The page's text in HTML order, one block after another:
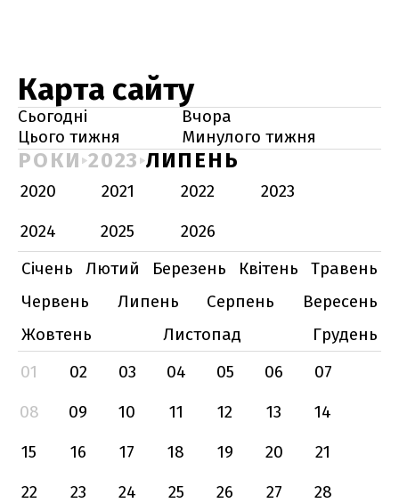
Карта сайту
Сьогодні
Вчора
Цього тижня
Минулого тижня
РОКИ 2023 ЛИПЕНЬ
2020 2021 2022
2023
2024
2025
2026
Січень
Лютий Березень Квітень
Травень
Червень
Липень Серпень
Вересень
Жовтень
Листопад
Грудень
01
02 03 04 05 06
07
08
09 10 11 12 13
14
15
16 17 18 19 20
21
22
23 24 25 26 27
28